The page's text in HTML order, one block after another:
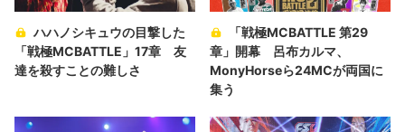
ハハノシキュウの目撃した
「戦極MCBATTLE」17章 友
達を殺すことの難しさ
「戦極MCBATTLE 第29
章」開幕 呂布カルマ、
MonyHorseら24MCが両国に
集う